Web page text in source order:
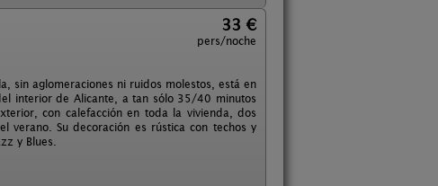
33 €
pers/noche
sin aglomeraciones ni ruidos molestos, está en
interior de Alicante, a tan sólo 35/40 minutos
con calefacción en toda la vivienda, dos
verano. Su decoración es rústica con techos y
y Blues.